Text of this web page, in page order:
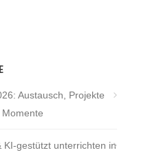
Austausch, Projekte
KI-gestützt unterrichten in